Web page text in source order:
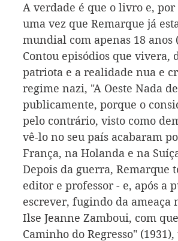
A verdade é que o livro e,
uma vez que Remarque já
mundial com apenas 18
Contou episódios que vivera,
patriota e a realidade nua e
regime nazi, "A Oeste Nada
publicamente, porque o
pelo contrário, visto como
vê-lo no seu país acabaram
França, na Holanda e na
Depois da guerra, Remarque
editor e professor - e, após a
escrever, fugindo da
Ilse Jeanne Zamboui, com
Caminho do Regresso"